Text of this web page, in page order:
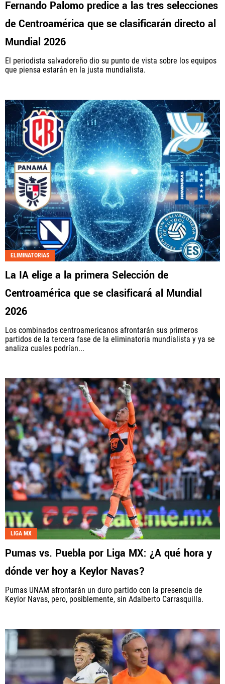
Fernando Palomo predice a las tres selecciones
de Centroamérica que se clasificarán directo al
Mundial 2026
El periodista salvadoreño dio su punto de vista sobre los equipos
que piensa estarán en la justa mundialista.
ELIMINATORIAS
La IA elige a la primera Selección de
Centroamérica que se clasificará al Mundial
2026
Los combinados centroamericanos afrontarán sus primeros
partidos de la tercera fase de la eliminatoria mundialista y ya se
analiza cuales podrían...
LIGA MX
Pumas vs. Puebla por Liga MX: ¿A qué hora y
dónde ver hoy a Keylor Navas?
Pumas UNAM afrontarán un duro partido con la presencia de
Keylor Navas, pero, posiblemente, sin Adalberto Carrasquilla.